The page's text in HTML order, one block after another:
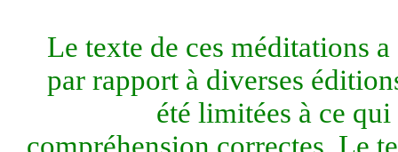
Le texte de ces méditations
par rapport à diverses
été limitées à ce